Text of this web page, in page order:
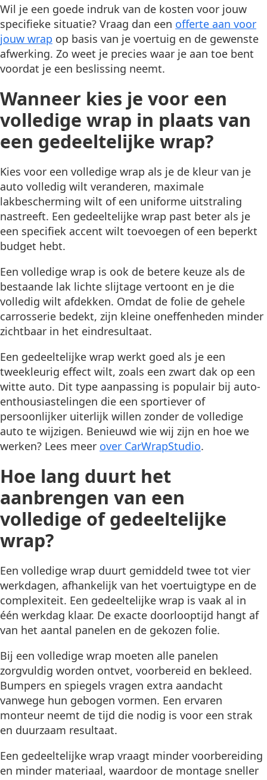
Wil je een goede indruk van de kosten voor jouw
specifieke situatie? Vraag dan een offerte aan voor
jouw wrap op basis van je voertuig en de gewenste
afwerking. Zo weet je precies waar je aan toe bent
voordat je een beslissing neemt.
Wanneer kies je voor een
volledige wrap in plaats van
een gedeeltelijke wrap?
Kies voor een volledige wrap als je de kleur van je
auto volledig wilt veranderen, maximale
lakbescherming wilt of een uniforme uitstraling
nastreeft. Een gedeeltelijke wrap past beter als je
een specifiek accent wilt toevoegen of een beperkt
budget hebt.
Een volledige wrap is ook de betere keuze als de
bestaande lak lichte slijtage vertoont en je die
volledig wilt afdekken. Omdat de folie de gehele
carrosserie bedekt, zijn kleine oneffenheden minder
zichtbaar in het eindresultaat.
Een gedeeltelijke wrap werkt goed als je een
tweekleurig effect wilt, zoals een zwart dak op een
witte auto. Dit type aanpassing is populair bij auto-
enthousiastelingen die een sportiever of
persoonlijker uiterlijk willen zonder de volledige
auto te wijzigen. Benieuwd wie wij zijn en hoe we
werken? Lees meer over CarWrapStudio.
Hoe lang duurt het
aanbrengen van een
volledige of gedeeltelijke
wrap?
Een volledige wrap duurt gemiddeld twee tot vier
werkdagen, afhankelijk van het voertuigtype en de
complexiteit. Een gedeeltelijke wrap is vaak al in
één werkdag klaar. De exacte doorlooptijd hangt af
van het aantal panelen en de gekozen folie.
Bij een volledige wrap moeten alle panelen
zorgvuldig worden ontvet, voorbereid en bekleed.
Bumpers en spiegels vragen extra aandacht
vanwege hun gebogen vormen. Een ervaren
monteur neemt de tijd die nodig is voor een strak
en duurzaam resultaat.
Een gedeeltelijke wrap vraagt minder voorbereiding
en minder materiaal, waardoor de montage sneller